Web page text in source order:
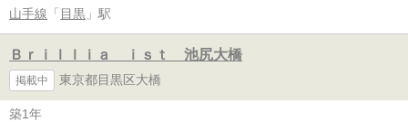
山手線 「 目黒 」駅
Ｂｒｉｌｌｉａ ｉｓｔ 池尻大橋
掲載中 東京都目黒区大橋
築1年